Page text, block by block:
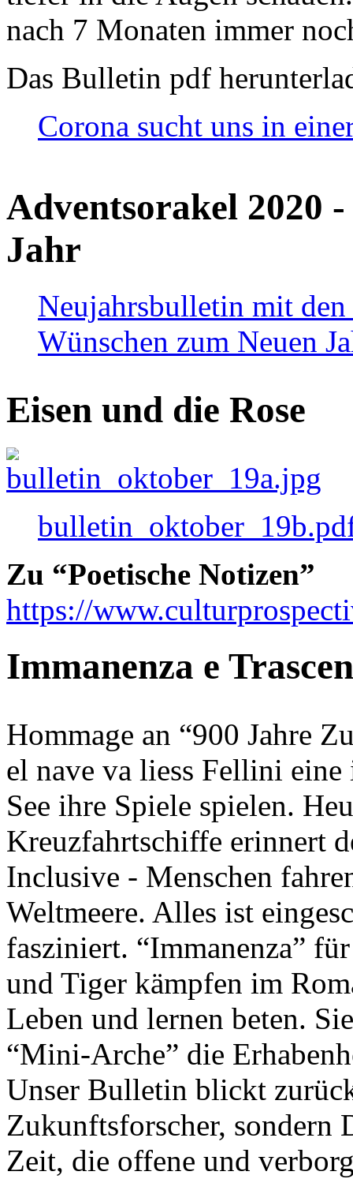
nach 7 Monaten immer
Das Bulletin pdf
Corona sucht uns in
Adventsorakel 2020
Jahr
Neujahrsbulletin mit den
Wünschen zum Neuen
Eisen und die Rose
Zu “Poetische Notizen”
https://
Immanenza e
Hommage an “900 Jahre
el nave va liess Fellini
See ihre Spiele spielen.
Kreuzfahrtschiffe erinnert
Inclusive - Menschen
Weltmeere. Alles ist
fasziniert. “Immanenza”
und Tiger kämpfen im
Leben und lernen beten.
“Mini-Arche” die
Unser Bulletin blickt
Zukunftsforscher, sondern
Zeit, die offene und